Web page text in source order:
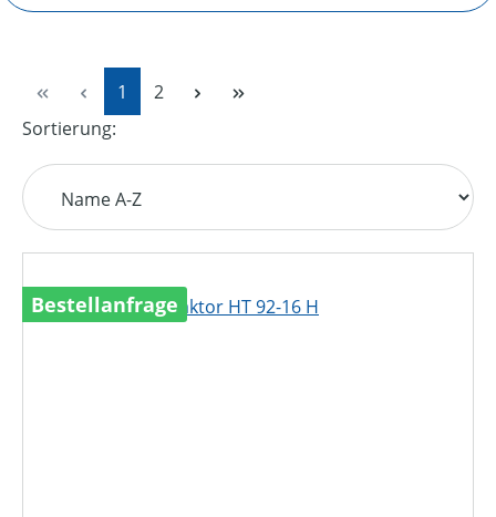
Seite
1 Seite
2
Sortierung:
Bestellanfrage